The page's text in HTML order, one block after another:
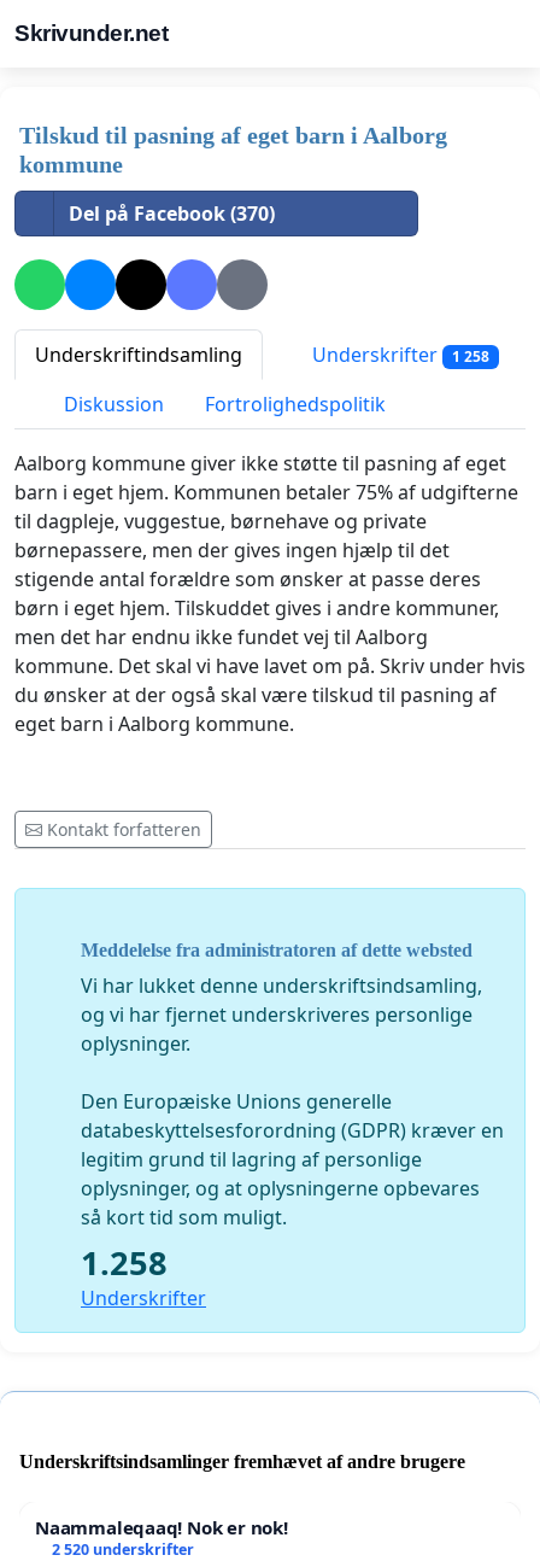
Skrivunder.net
Tilskud til pasning af eget barn i Aalborg
kommune
Del på Facebook (370)
Underskriftindsamling Underskrifter 1 258
Diskussion Fortrolighedspolitik
Aalborg kommune giver ikke støtte til pasning af eget
barn i eget hjem. Kommunen betaler 75% af udgifterne
til dagpleje, vuggestue, børnehave og private
børnepassere, men der gives ingen hjælp til det
stigende antal forældre som ønsker at passe deres
børn i eget hjem. Tilskuddet gives i andre kommuner,
men det har endnu ikke fundet vej til Aalborg
kommune. Det skal vi have lavet om på. Skriv under hvis
du ønsker at der også skal være tilskud til pasning af
eget barn i Aalborg kommune.
Kontakt forfatteren
Meddelelse fra administratoren af dette websted
Vi har lukket denne underskriftsindsamling,
og vi har fjernet underskriveres personlige
oplysninger.
Den Europæiske Unions generelle
databeskyttelsesforordning (GDPR) kræver en
legitim grund til lagring af personlige
oplysninger, og at oplysningerne opbevares
så kort tid som muligt.
1.258
Underskrifter
Underskriftsindsamlinger fremhævet af andre brugere
Naammaleqaaq! Nok er nok!
2 520 underskrifter